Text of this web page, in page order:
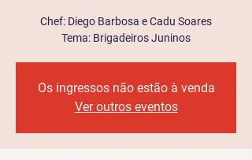
Chef: Diego Barbosa e Cadu Soares
Tema: Brigadeiros Juninos
Os ingressos não estão à venda
Ver outros eventos